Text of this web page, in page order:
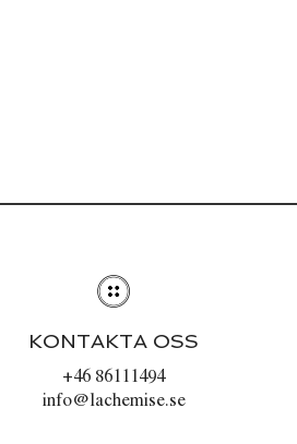
KONTAKTA OSS
+46 86111494
info@lachemise.se